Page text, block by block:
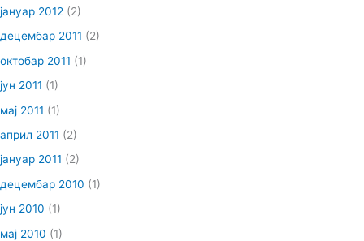
јануар 2012 (2)
децембар 2011 (2)
октобар 2011 (1)
јун 2011 (1)
мај 2011 (1)
април 2011 (2)
јануар 2011 (2)
децембар 2010 (1)
јун 2010 (1)
мај 2010 (1)